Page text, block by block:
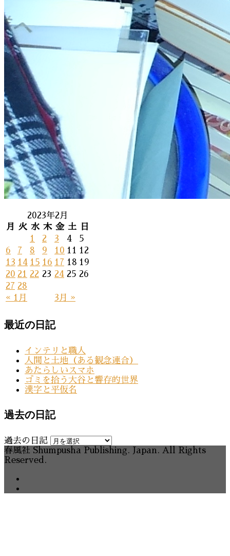
2023年2月
月
火 水 木 金 土 日
« 1月 3月 »
1 2 3 4
5
6
7 8 9 10 11 12
13 14 15 16 17 18 19
20 21 22 23 24 25 26
27 28
最近の日記
インテリと職人
人間と土地（ある観念連合）
あたらしいスマホ
ゴミを拾う大谷と響存的世界
漢字と平仮名
過去の日記
過去の日記
春風社 Shumpusha Publishing. Japan. All Rights
Reserved.